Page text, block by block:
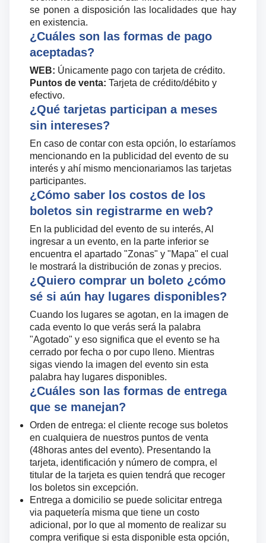
se ponen a disposición las localidades que hay
en existencia.
¿Cuáles son las formas de pago
aceptadas?
WEB: Únicamente pago con tarjeta de crédito.
Puntos de venta: Tarjeta de crédito/débito y
efectivo.
¿Qué tarjetas participan a meses
sin intereses?
En caso de contar con esta opción, lo estaríamos
mencionando en la publicidad del evento de su
interés y ahí mismo mencionariamos las tarjetas
participantes.
¿Cómo saber los costos de los
boletos sin registrarme en web?
En la publicidad del evento de su interés, Al
ingresar a un evento, en la parte inferior se
encuentra el apartado "Zonas" y "Mapa" el cual
le mostrará la distribución de zonas y precios.
¿Quiero comprar un boleto ¿cómo
sé si aún hay lugares disponibles?
Cuando los lugares se agotan, en la imagen de
cada evento lo que verás será la palabra
"Agotado" y eso significa que el evento se ha
cerrado por fecha o por cupo lleno. Mientras
sigas viendo la imagen del evento sin esta
palabra hay lugares disponibles.
¿Cuáles son las formas de entrega
que se manejan?
Orden de entrega: el cliente recoge sus boletos
en cualquiera de nuestros puntos de venta
(48horas antes del evento). Presentando la
tarjeta, identificación y número de compra, el
titular de la tarjeta es quien tendrá que recoger
los boletos sin excepción.
Entrega a domicilio se puede solicitar entrega
via paquetería misma que tiene un costo
adicional, por lo que al momento de realizar su
compra verifique si esta disponible esta opción,